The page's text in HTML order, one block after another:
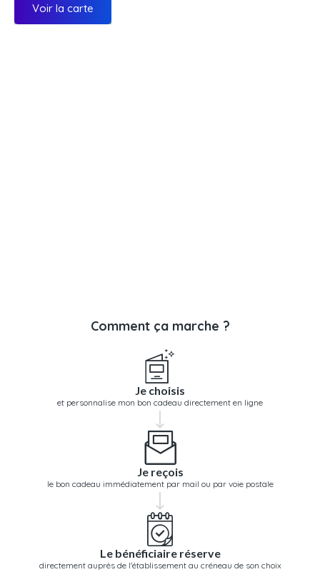
Voir la carte
Comment ça marche ?
Je choisis
et personnalise mon bon cadeau directement en ligne
Je reçois
le bon cadeau immédiatement par mail ou par voie postale
Le bénéficiaire réserve
directement auprès de l'établissement au créneau de son choix